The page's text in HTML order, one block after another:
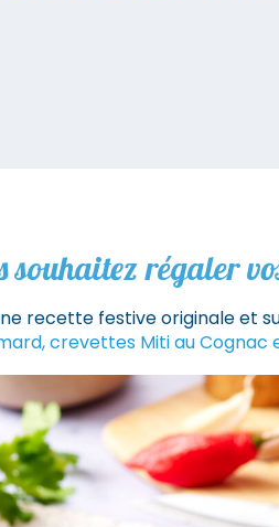
souhaitez régaler
recette festive originale et
crevettes Miti au Cognac